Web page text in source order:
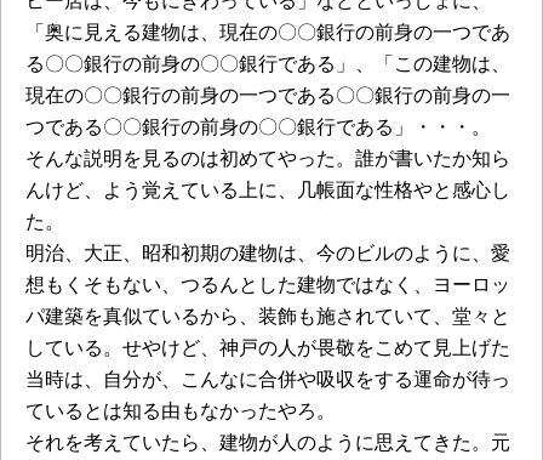
「奥に見える建物は、現在の〇〇銀行の前身の一つであ
る〇〇銀行の前身の〇〇銀行である」、「この建物は、
現在の〇〇銀行の前身の一つである〇〇銀行の前身の一
つである〇〇銀行の前身の〇〇銀行である」・・・。
そんな説明を見るのは初めてやった。誰が書いたか知ら
んけど、よう覚えている上に、几帳面な性格やと感心し
た。
明治、大正、昭和初期の建物は、今のビルのように、愛
想もくそもない、つるんとした建物ではなく、ヨーロッ
パ建築を真似ているから、装飾も施されていて、堂々と
している。せやけど、神戸の人が畏敬をこめて見上げた
当時は、自分が、こんなに合併や吸収をする運命が待っ
ているとは知る由もなかったやろ。
それを考えていたら、建物が人のように思えてきた。元